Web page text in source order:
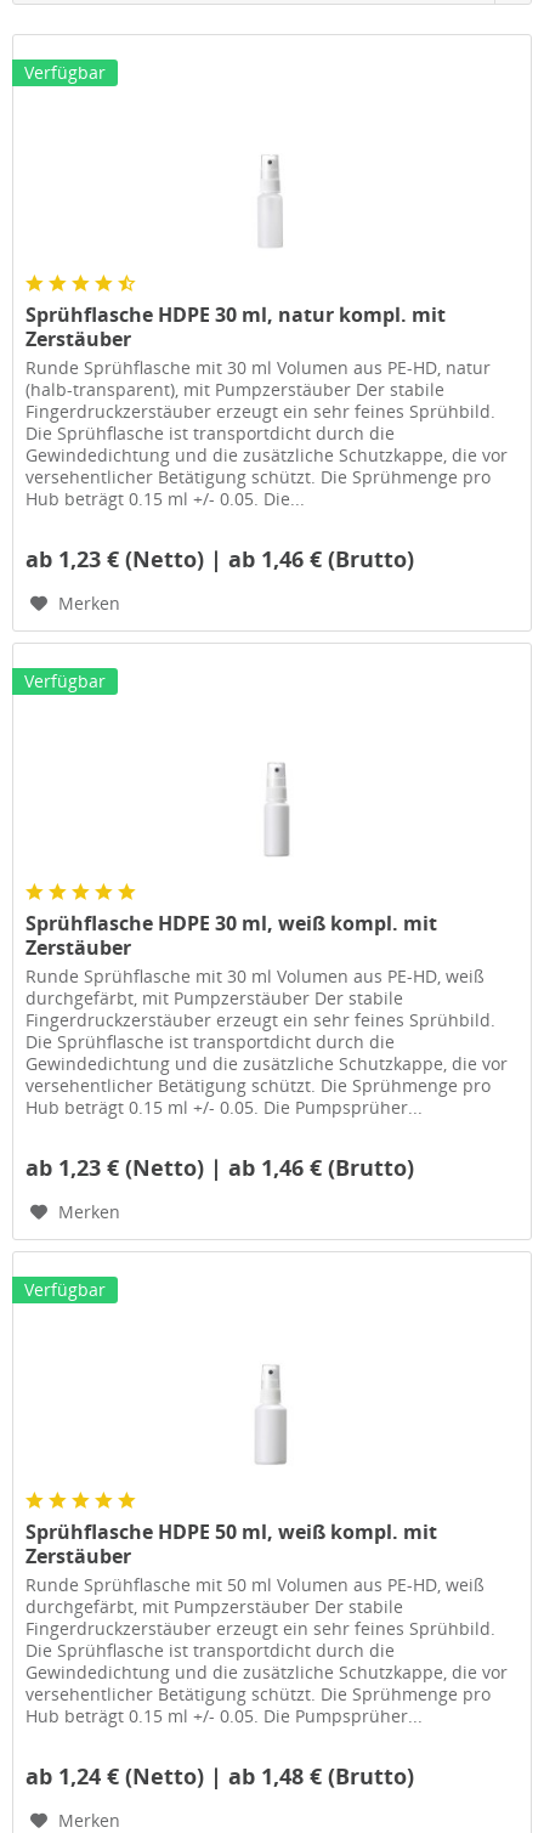
Verfügbar
Sprühflasche HDPE 30 ml, natur kompl. mit
Zerstäuber
Runde Sprühflasche mit 30 ml Volumen aus PE-HD, natur
(halb-transparent), mit Pumpzerstäuber Der stabile
Fingerdruckzerstäuber erzeugt ein sehr feines Sprühbild.
Die Sprühflasche ist transportdicht durch die
Gewindedichtung und die zusätzliche Schutzkappe, die vor
versehentlicher Betätigung schützt. Die Sprühmenge pro
Hub beträgt 0.15 ml +/- 0.05. Die...
ab 1,23 € (Netto) | ab 1,46 € (Brutto)
Merken
Verfügbar
Sprühflasche HDPE 30 ml, weiß kompl. mit
Zerstäuber
Runde Sprühflasche mit 30 ml Volumen aus PE-HD, weiß
durchgefärbt, mit Pumpzerstäuber Der stabile
Fingerdruckzerstäuber erzeugt ein sehr feines Sprühbild.
Die Sprühflasche ist transportdicht durch die
Gewindedichtung und die zusätzliche Schutzkappe, die vor
versehentlicher Betätigung schützt. Die Sprühmenge pro
Hub beträgt 0.15 ml +/- 0.05. Die Pumpsprüher...
ab 1,23 € (Netto) | ab 1,46 € (Brutto)
Merken
Verfügbar
Sprühflasche HDPE 50 ml, weiß kompl. mit
Zerstäuber
Runde Sprühflasche mit 50 ml Volumen aus PE-HD, weiß
durchgefärbt, mit Pumpzerstäuber Der stabile
Fingerdruckzerstäuber erzeugt ein sehr feines Sprühbild.
Die Sprühflasche ist transportdicht durch die
Gewindedichtung und die zusätzliche Schutzkappe, die vor
versehentlicher Betätigung schützt. Die Sprühmenge pro
Hub beträgt 0.15 ml +/- 0.05. Die Pumpsprüher...
ab 1,24 € (Netto) | ab 1,48 € (Brutto)
Merken